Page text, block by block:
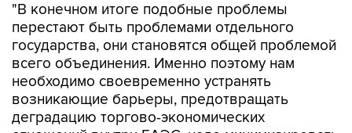
"В конечном итоге подобные проблемы
перестают быть проблемами отдельного
государства, они становятся общей проблемой
всего объединения. Именно поэтому нам
необходимо своевременно устранять
возникающие барьеры, предотвращать
деградацию торгово-экономических